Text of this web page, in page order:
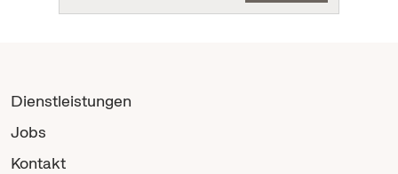
Dienstleistungen
Jobs
Kontakt